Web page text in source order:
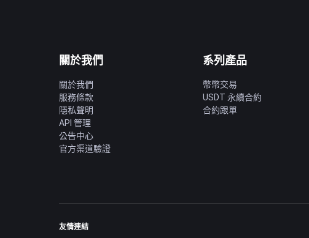
關於我們
關於我們
服務條款
隱私聲明
API 管理
公告中心
官方渠道驗證
系列產品
幣幣交易
USDT 永續合約
合約跟單
友情連結